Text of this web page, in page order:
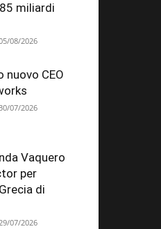
miliardi
08/2026
nuovo CEO
07/2026
Vaquero
per
di
07/2026